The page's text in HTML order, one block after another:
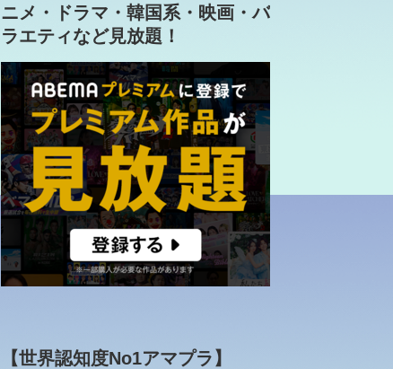
ニメ・ドラマ・韓国系・映画・バ
ラエティなど見放題！
【世界認知度No1アマプラ】